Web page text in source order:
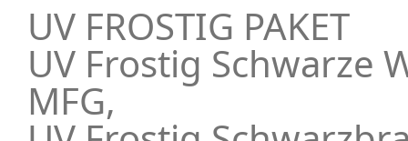
UV FROSTIG PAKET
UV Frostig Schwarze
MFG,